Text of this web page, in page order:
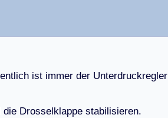
entlich ist immer der Unterdruckregler
die Drosselklappe stabilisieren.